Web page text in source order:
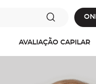
AVALIAÇÃO CAPILAR